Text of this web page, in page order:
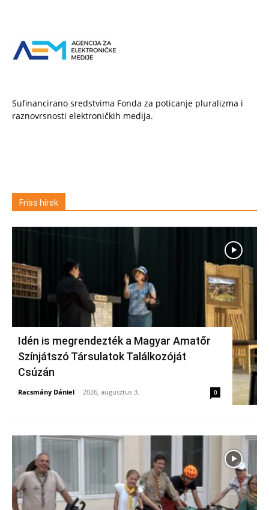
Sufinancirano sredstvima Fonda za poticanje pluralizma i
raznovrsnosti elektroničkih medija.
Friss hírek
Idén is megrendezték a Magyar Amatőr
Színjátszó Társulatok Találkozóját
Csúzán
Racsmány Dániel - 2026, augusztus 3. 0